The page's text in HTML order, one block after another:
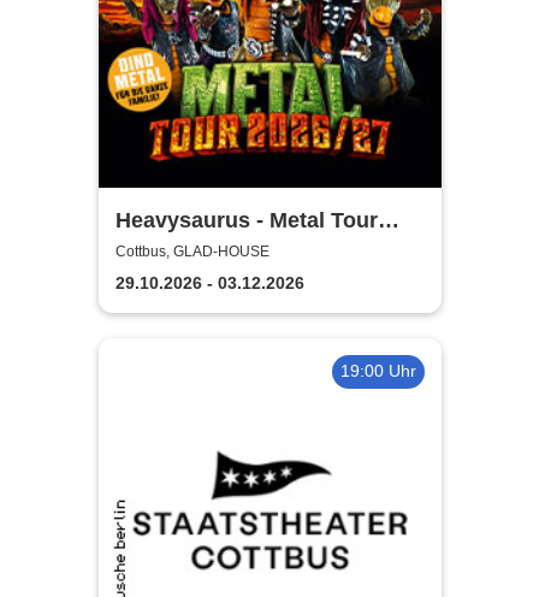
Heavysaurus - Metal Tour
2026/27
Cottbus, GLAD-HOUSE
29.10.2026 - 03.12.2026
19:00 Uhr